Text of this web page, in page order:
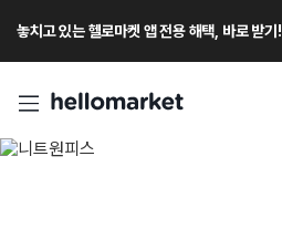
놓치고 있는 헬로마켓 앱 전용 해택, 바로 받기!